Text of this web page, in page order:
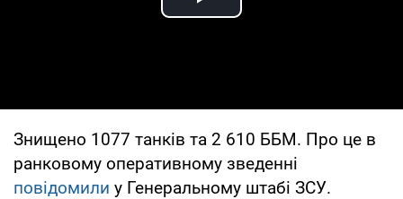
Play Video
Знищено 1077 танків та 2 610 ББМ. Про це в
ранковому оперативному зведенні
повідомили у Генеральному штабі ЗСУ.